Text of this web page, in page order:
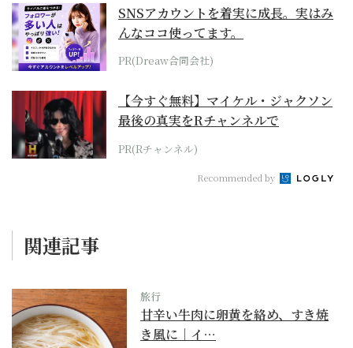
SNSアカウントを着実に成長。実はみ
んなココ使ってます。
PR(Dreaw合同会社)
【今すぐ無料】マイケル・ジャクソン
最後の真実をRチャンネルで
PR(Rチャンネル)
Recommended by
関連記事
旅行
甘辛い牛肉に卵黄を絡め、すき焼
き風に｜イ…